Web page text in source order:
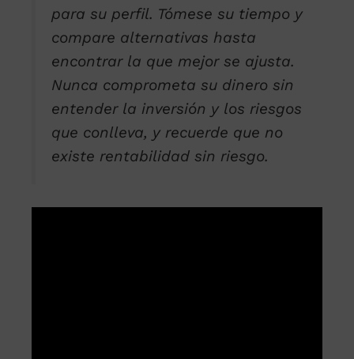
para su perfil. Tómese su tiempo y
compare alternativas hasta
encontrar la que mejor se ajusta.
Nunca comprometa su dinero sin
entender la inversión y los riesgos
que conlleva, y recuerde que no
existe rentabilidad sin riesgo.